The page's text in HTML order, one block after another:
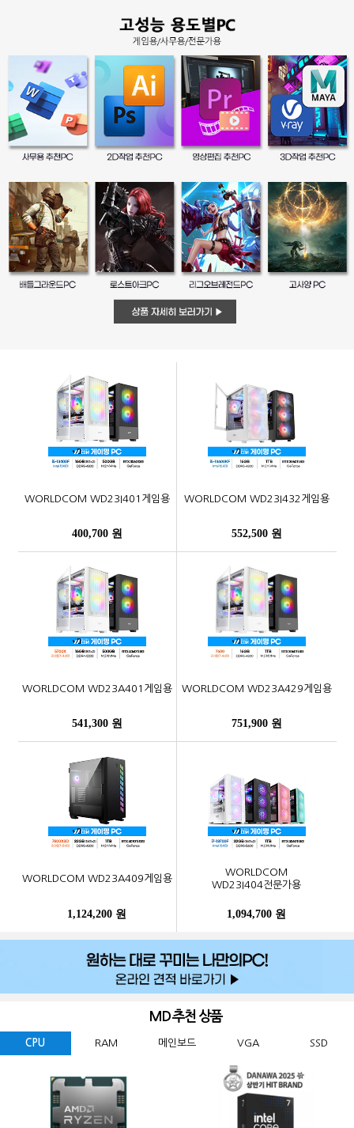
WORLDCOM WD23I401게임용
400,700 원
WORLDCOM WD23I432게임용
552,500 원
WORLDCOM WD23A401게임용
541,300 원
WORLDCOM WD23A429게임용
751,900 원
WORLDCOM WD23A409게임용
1,124,200 원
WORLDCOM
WD23I404전문가용
1,094,700 원
MD 추천 상품
CPU RAM 메인보드 VGA SSD